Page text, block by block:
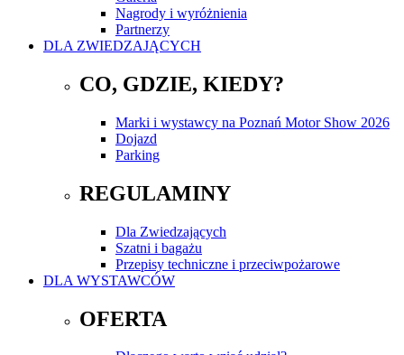
Nagrody i wyróżnienia
Partnerzy
DLA ZWIEDZAJĄCYCH
CO, GDZIE, KIEDY?
Marki i wystawcy na Poznań Motor Show 2026
Dojazd
Parking
REGULAMINY
Dla Zwiedzających
Szatni i bagażu
Przepisy techniczne i przeciwpożarowe
DLA WYSTAWCÓW
OFERTA